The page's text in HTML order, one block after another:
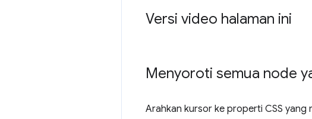
Versi video halaman ini
Menyoroti semua node
Arahkan kursor ke properti CSS